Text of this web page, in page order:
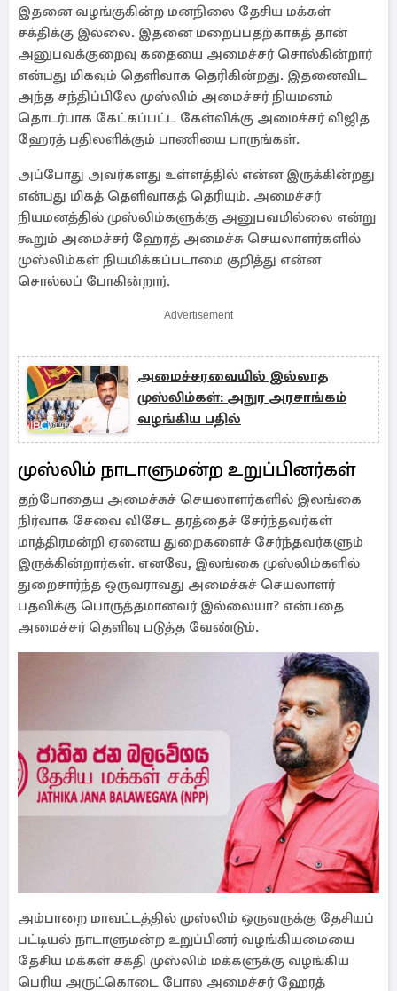
இதனை வழங்குகின்ற மனநிலை தேசிய மக்கள்
சக்திக்கு இல்லை. இதனை மறைப்பதற்காகத் தான்
அனுபவக்குறைவு கதையை அமைச்சர் சொல்கின்றார்
என்பது மிகவும் தெளிவாக தெரிகின்றது. இதனைவிட
அந்த சந்திப்பிலே முஸ்லிம் அமைச்சர் நியமனம்
தொடர்பாக கேட்கப்பட்ட கேள்விக்கு அமைச்சர் விஜித
ஹேரத் பதிலளிக்கும் பாணியை பாருங்கள்.
அப்போது அவர்களது உள்ளத்தில் என்ன இருக்கின்றது
என்பது மிகத் தெளிவாகத் தெரியும். அமைச்சர்
நியமனத்தில் முஸ்லிம்களுக்கு அனுபவமில்லை என்று
கூறும் அமைச்சர் ஹேரத் அமைச்சு செயலாளர்களில்
முஸ்லிம்கள் நியமிக்கப்படாமை குறித்து என்ன
சொல்லப் போகின்றார்.
Advertisement
அமைச்சரவையில் இல்லாத
முஸ்லிம்கள்: அநுர அரசாங்கம்
வழங்கிய பதில்
முஸ்லிம் நாடாளுமன்ற உறுப்பினர்கள்
தற்போதைய அமைச்சுச் செயலாளர்களில் இலங்கை
நிர்வாக சேவை விசேட தரத்தைச் சேர்ந்தவர்கள்
மாத்திரமன்றி ஏனைய துறைகளைச் சேர்ந்தவர்களும்
இருக்கின்றார்கள். எனவே, இலங்கை முஸ்லிம்களில்
துறைசார்ந்த ஒருவராவது அமைச்சுச் செயலாளர்
பதவிக்கு பொருத்தமானவர் இல்லையா? என்பதை
அமைச்சர் தெளிவு படுத்த வேண்டும்.
அம்பாறை மாவட்டத்தில் முஸ்லிம் ஒருவருக்கு தேசியப்
பட்டியல் நாடாளுமன்ற உறுப்பினர் வழங்கியமையை
தேசிய மக்கள் சக்தி முஸ்லிம் மக்களுக்கு வழங்கிய
பெரிய அருட்கொடை போல அமைச்சர் ஹேரத்